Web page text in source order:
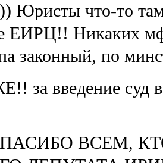
Юристы что-то
ЕИРЦ!! Никаких
законный, по
за введение суд в
ВСЕМ,